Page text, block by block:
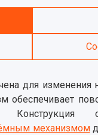
для
обеспечивает
механизмом